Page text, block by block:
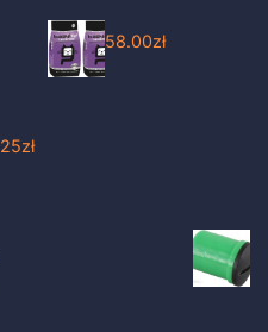
58.00zł
zł